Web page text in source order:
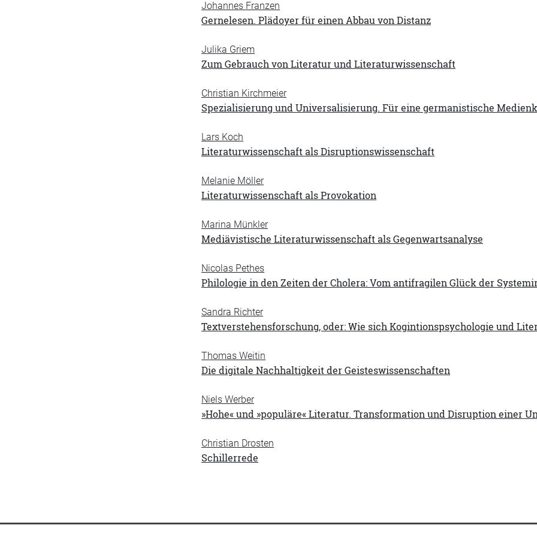
Johannes Franzen
Gernelesen. Plädoyer für einen Abbau von Distanz
Julika Griem
Zum Gebrauch von Literatur und Literaturwissenschaft
Christian Kirchmeier
Spezialisierung und Universalisierung. Für eine germanistische
Lars Koch
Literaturwissenschaft als Disruptionswissenschaft
Melanie Möller
Literaturwissenschaft als Provokation
Marina Münkler
Mediävistische Literaturwissenschaft als Gegenwartsanalyse
Nicolas Pethes
Philologie in den Zeiten der Cholera: Vom antifragilen Glück der
Sandra Richter
Textverstehensforschung, oder: Wie sich Kogintionspsychologie und
Thomas Weitin
Die digitale Nachhaltigkeit der Geisteswissenschaften
Niels Werber
»Hohe« und »populäre« Literatur. Transformation und Disruption einer
Christian Drosten
Schillerrede